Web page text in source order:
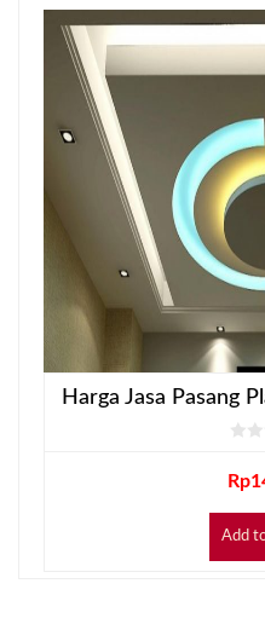
Harga Jasa Pasang
Rp
Add